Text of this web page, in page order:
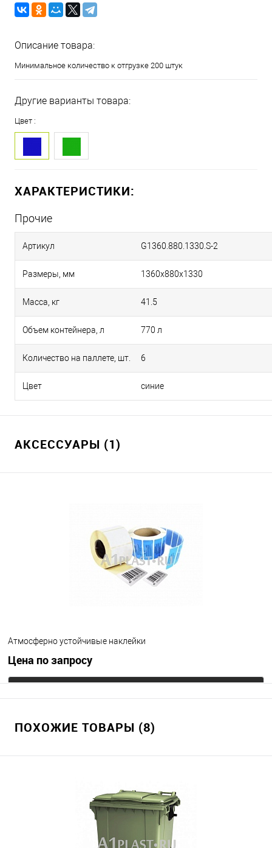
Описание товара:
Минимальное количество к отгрузке 200 штук
Другие варианты товара:
Цвет :
ХАРАКТЕРИСТИКИ:
Прочие
Артикул G1360.880.1330.S-2
Размеры, мм 1360х880х1330
Масса, кг 41.5
Объем контейнера, л 770 л
Количество на паллете, шт. 6
Цвет синие
АКСЕССУАРЫ (1)
Атмосферно устойчивые наклейки
Цена по запросу
В избранное
ПОХОЖИЕ ТОВАРЫ (8)